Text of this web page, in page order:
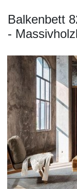
Balkenbett
-
SALE
Möbel-
Konfigurator
0%
Markenwelt